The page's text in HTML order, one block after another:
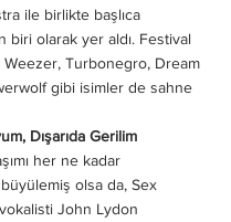
ile birlikte başlıca
biri olarak yer aldı. Festival
Weezer, Turbonegro, Dream
gibi isimler de sahne
Dışarıda Gerilim
her ne kadar
olsa da, Sex
John Lydon